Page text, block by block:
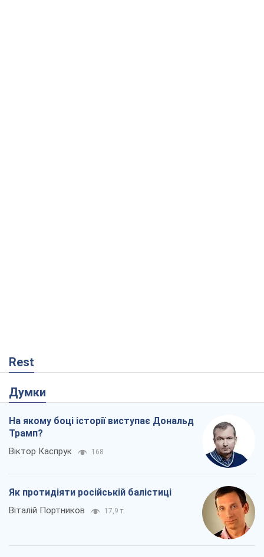
Rest
Думки
На якому боці історії виступає Дональд
Трамп?
Віктор Каспрук 168
Як протидіяти російській балістиці
Віталій Портников 17,9 т.